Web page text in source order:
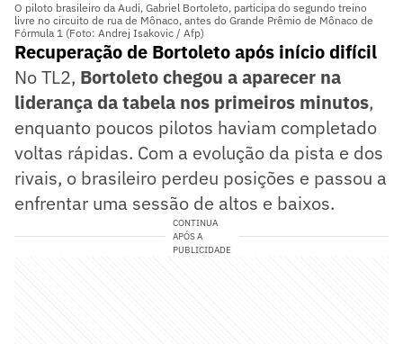
O piloto brasileiro da Audi, Gabriel Bortoleto, participa do segundo treino
livre no circuito de rua de Mônaco, antes do Grande Prêmio de Mônaco de
Fórmula 1 (Foto: Andrej Isakovic / Afp)
Recuperação de Bortoleto após início difícil
No TL2, Bortoleto chegou a aparecer na
liderança da tabela nos primeiros minutos,
enquanto poucos pilotos haviam completado
voltas rápidas. Com a evolução da pista e dos
rivais, o brasileiro perdeu posições e passou a
enfrentar uma sessão de altos e baixos.
CONTINUA
APÓS A
PUBLICIDADE